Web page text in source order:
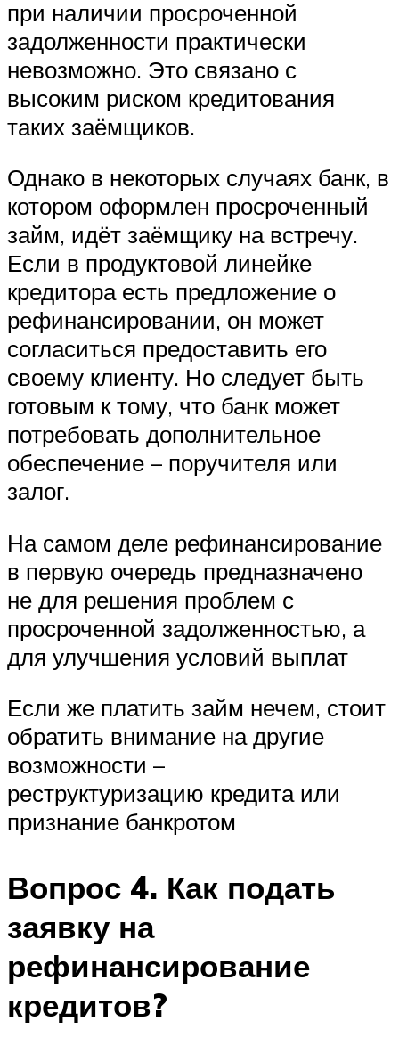
при наличии просроченной
задолженности практически
невозможно. Это связано с
высоким риском кредитования
таких заёмщиков.
Однако в некоторых случаях банк, в
котором оформлен просроченный
займ, идёт заёмщику на встречу.
Если в продуктовой линейке
кредитора есть предложение о
рефинансировании, он может
согласиться предоставить его
своему клиенту. Но следует быть
готовым к тому, что банк может
потребовать дополнительное
обеспечение – поручителя или
залог.
На самом деле рефинансирование
в первую очередь предназначено
не для решения проблем с
просроченной задолженностью, а
для улучшения условий выплат
Если же платить займ нечем, стоит
обратить внимание на другие
возможности –
реструктуризацию кредита или
признание банкротом
Вопрос 4. Как подать
заявку на
рефинансирование
кредитов?